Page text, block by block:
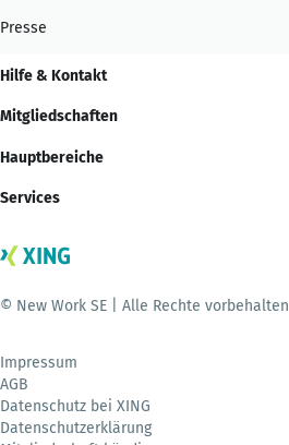
Presse
Hilfe & Kontakt
Mitgliedschaften
Hauptbereiche
Services
© New Work SE | Alle Rechte vorbehalten
Impressum
AGB
Datenschutz bei XING
Datenschutzerklärung